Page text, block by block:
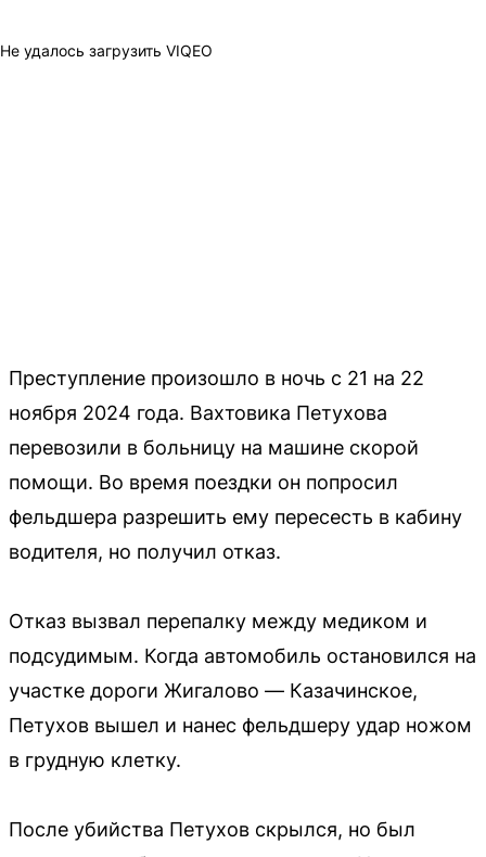
Не удалось загрузить VIQEO
Преступление произошло в ночь с 21 на 22
ноября 2024 года. Вахтовика Петухова
перевозили в больницу на машине скорой
помощи. Во время поездки он попросил
фельдшера разрешить ему пересесть в кабину
водителя, но получил отказ.
Отказ вызвал перепалку между медиком и
подсудимым. Когда автомобиль остановился на
участке дороги Жигалово — Казачинское,
Петухов вышел и нанес фельдшеру удар ножом
в грудную клетку.
После убийства Петухов скрылся, но был